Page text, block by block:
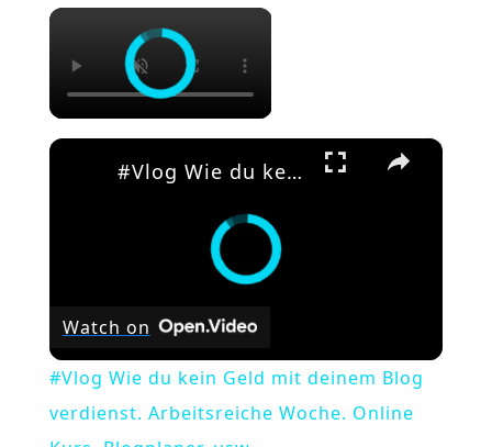
×
×
#Vlog Wie du kein Geld mit deinem Blog verdienst. Arbeitsreiche Woche. Online Kurs. Blogplaner. usw
Watch on
#Vlog Wie du kein Geld mit deinem Blog
verdienst. Arbeitsreiche Woche. Online